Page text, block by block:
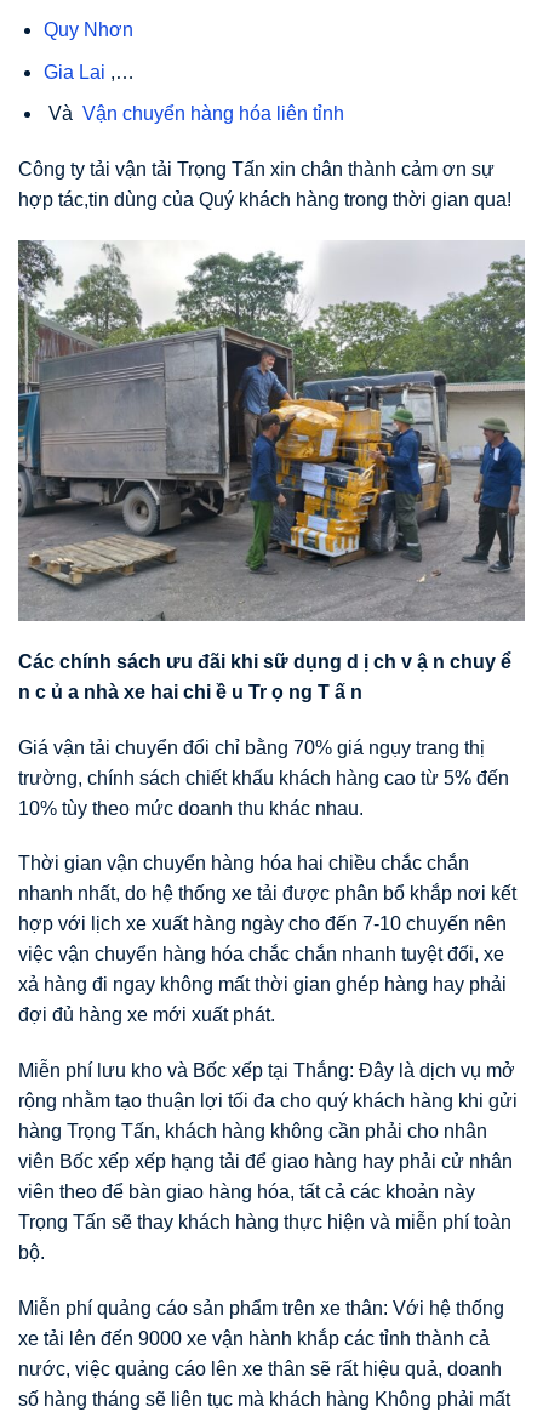
Quy Nhơn
Gia Lai ,…
Và Vận chuyển hàng hóa liên tỉnh
Công ty tải vận tải Trọng Tấn xin chân thành cảm ơn sự
hợp tác,tin dùng của Quý khách hàng trong thời gian qua!
Các chính sách ưu đãi khi sữ dụng d ị ch v ậ n chuy ể
n c ủ a nhà xe hai chi ề u Tr ọ ng T ấ n
Giá vận tải chuyển đổi chỉ bằng 70% giá ngụy trang thị
trường, chính sách chiết khấu khách hàng cao từ 5% đến
10% tùy theo mức doanh thu khác nhau.
Thời gian vận chuyển hàng hóa hai chiều chắc chắn
nhanh nhất, do hệ thống xe tải được phân bổ khắp nơi kết
hợp với lịch xe xuất hàng ngày cho đến 7-10 chuyến nên
việc vận chuyển hàng hóa chắc chắn nhanh tuyệt đối, xe
xả hàng đi ngay không mất thời gian ghép hàng hay phải
đợi đủ hàng xe mới xuất phát.
Miễn phí lưu kho và Bốc xếp tại Thắng: Đây là dịch vụ mở
rộng nhằm tạo thuận lợi tối đa cho quý khách hàng khi gửi
hàng Trọng Tấn, khách hàng không cần phải cho nhân
viên Bốc xếp xếp hạng tải để giao hàng hay phải cử nhân
viên theo để bàn giao hàng hóa, tất cả các khoản này
Trọng Tấn sẽ thay khách hàng thực hiện và miễn phí toàn
bộ.
Miễn phí quảng cáo sản phẩm trên xe thân: Với hệ thống
xe tải lên đến 9000 xe vận hành khắp các tỉnh thành cả
nước, việc quảng cáo lên xe thân sẽ rất hiệu quả, doanh
số hàng tháng sẽ liên tục mà khách hàng Không phải mất